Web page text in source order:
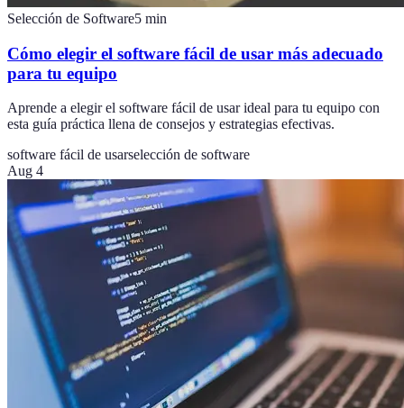
Selección de Software5 min
Cómo elegir el software fácil de usar más adecuado
para tu equipo
Aprende a elegir el software fácil de usar ideal para tu equipo con
esta guía práctica llena de consejos y estrategias efectivas.
software fácil de usarselección de software
Aug 4